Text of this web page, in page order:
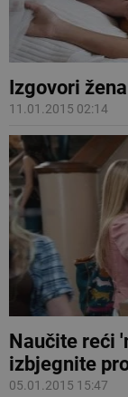
Izgovori
11.01.2015 02:14
Naučite reći
izbjegnite
05.01.2015 15:47